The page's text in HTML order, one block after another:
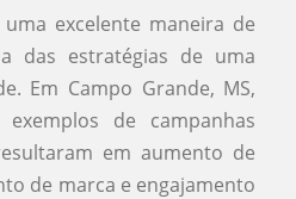
excelente maneira de
das estratégias de uma
Em Campo Grande, MS,
de campanhas
em aumento de
de marca e engajamento